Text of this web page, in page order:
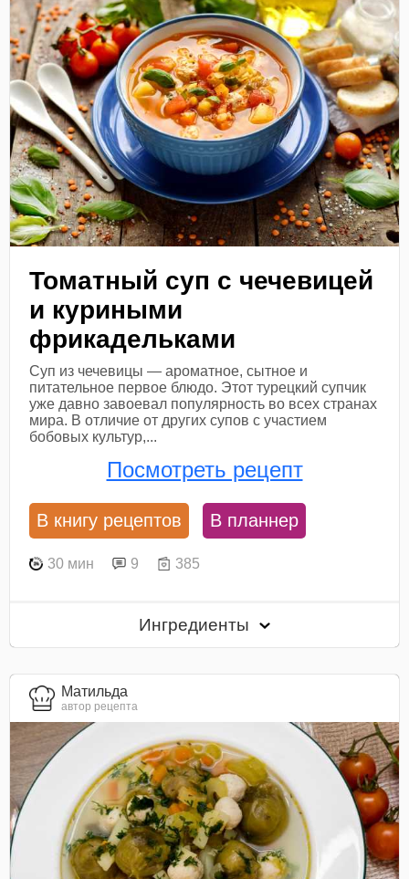
Томатный суп с чечевицей
и куриными
фрикадельками
Суп из чечевицы — ароматное, сытное и
питательное первое блюдо. Этот турецкий супчик
уже давно завоевал популярность во всех странах
мира. В отличие от других супов с участием
бобовых культур,...
Посмотреть рецепт
В книгу рецептов В планнер
30 мин 9 385
Ингредиенты
Матильда
автор рецепта